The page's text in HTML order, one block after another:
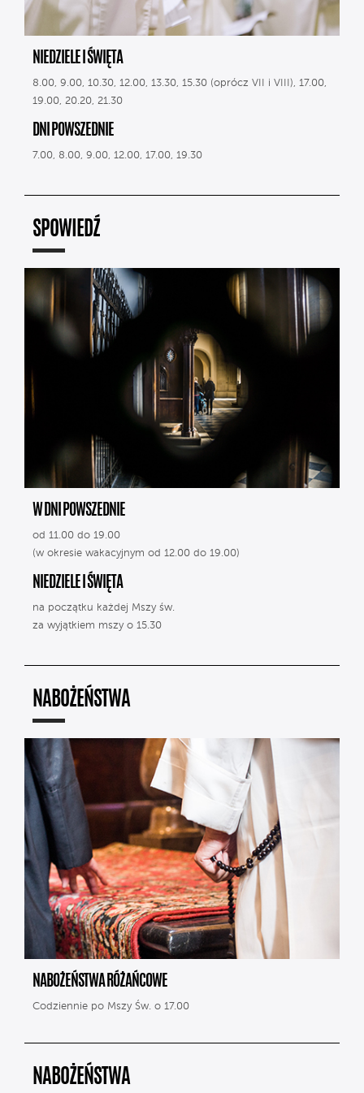
NIEDZIELE I ŚWIĘTA
8.00, 9.00, 10.30, 12.00, 13.30, 15.30 (oprócz VII i VIII), 17.00,
19.00, 20.20, 21.30
DNI POWSZEDNIE
7.00, 8.00, 9.00, 12.00, 17.00, 19.30
SPOWIEDŹ
W DNI POWSZEDNIE
od 11.00 do 19.00
(w okresie wakacyjnym od 12.00 do 19.00)
NIEDZIELE I ŚWIĘTA
na początku każdej Mszy św.
za wyjątkiem mszy o 15.30
NABOŻEŃSTWA
NABOŻEŃSTWA RÓŻAŃCOWE
Codziennie po Mszy Św. o 17.00
NABOŻEŃSTWA